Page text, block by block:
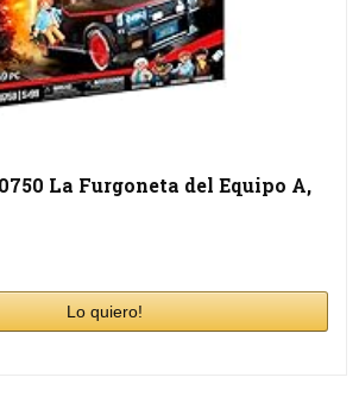
La Furgoneta del Equipo A,
Lo quiero!